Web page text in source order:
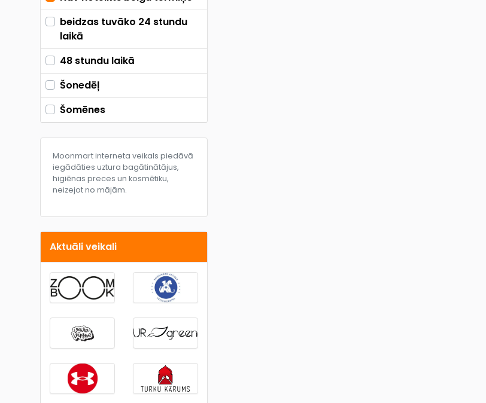
beidzas tuvāko 24 stundu
laikā
48 stundu laikā
Šonedēļ
Šomēnes
Moonmart interneta veikals piedāvā
iegādāties uztura bagātinātājus,
higiēnas preces un kosmētiku,
neizejot no mājām.
Aktuāli veikali